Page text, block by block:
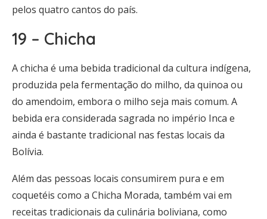
pelos quatro cantos do país.
19 – Chicha
A chicha é uma bebida tradicional da cultura indígena,
produzida pela fermentação do milho, da quinoa ou
do amendoim, embora o milho seja mais comum. A
bebida era considerada sagrada no império Inca e
ainda é bastante tradicional nas festas locais da
Bolívia.
Além das pessoas locais consumirem pura e em
coquetéis como a Chicha Morada, também vai em
receitas tradicionais da culinária boliviana, como